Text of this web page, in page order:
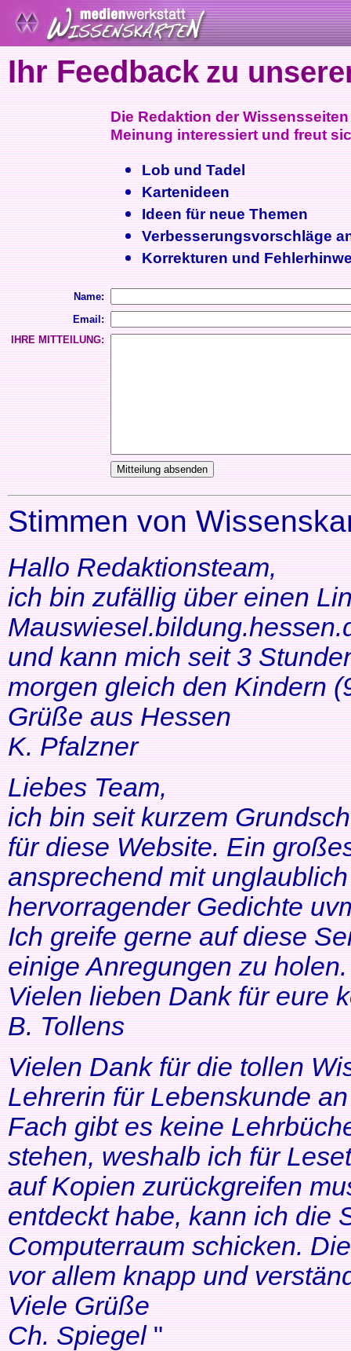
Ihr Feedback zu
Die Redaktion der
Meinung interessiert und freut
Lob und Tadel
Kartenideen
Ideen für neue Themen
Verbesserungsvorschläge
Korrekturen und
Name:
Email:
IHRE MITTEILUNG:
Stimmen von
Hallo Redaktionsteam,
ich bin zufällig über einen
und kann mich seit 3
morgen gleich den Kindern
Grüße aus Hessen
K. Pfalzner
Liebes Team,
ich bin seit kurzem
für diese Website. Ein
ansprechend mit
hervorragender Gedichte
Ich greife gerne auf diese
einige Anregungen zu
Vielen lieben Dank für eure
B. Tollens
Vielen Dank für die tollen
Lehrerin für Lebenskunde
Fach gibt es keine
stehen, weshalb ich für
auf Kopien zurückgreifen
entdeckt habe, kann ich die
Computerraum schicken.
vor allem knapp und
Viele Grüße
Ch. Spiegel"